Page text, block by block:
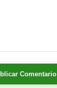
Comentario